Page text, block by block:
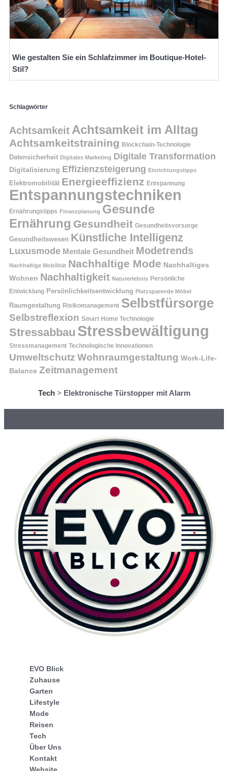
Wie gestalten Sie ein Schlafzimmer im Boutique-Hotel-
Stil?
Schlagwörter
Achtsamkeit Achtsamkeit im Alltag
Achtsamkeitstraining Blockchain-Technologie
Datensicherheit Digitales Marketing Digitale Transformation
Digitalisierung Effizienzsteigerung Einrichtungstipps
Elektromobilität Energieeffizienz Entspannung
Entspannungstechniken
Ernährungstipps Finanzplanung Gesunde
Ernährung Gesundheit Gesundheitsvorsorge
Gesundheitswesen Künstliche Intelligenz
Luxusmode Mentale Gesundheit Modetrends
Nachhaltige Mobilität Nachhaltige Mode Nachhaltiges
Wohnen Nachhaltigkeit Naturerlebnis Persönliche
Entwicklung Persönlichkeitsentwicklung Platzsparende Möbel
Raumgestaltung Risikomanagement Selbstfürsorge
Selbstreflexion Smart Home Technologie
Stressabbau Stressbewältigung
Stressmanagement Technologische Innovationen
Umweltschutz Wohnraumgestaltung Work-Life-
Balance Zeitmanagement
Tech> Elektronische Türstopper mit Alarm
EVO Blick
Zuhause
Garten
Lifestyle
Mode
Reisen
Tech
Über Uns
Kontakt